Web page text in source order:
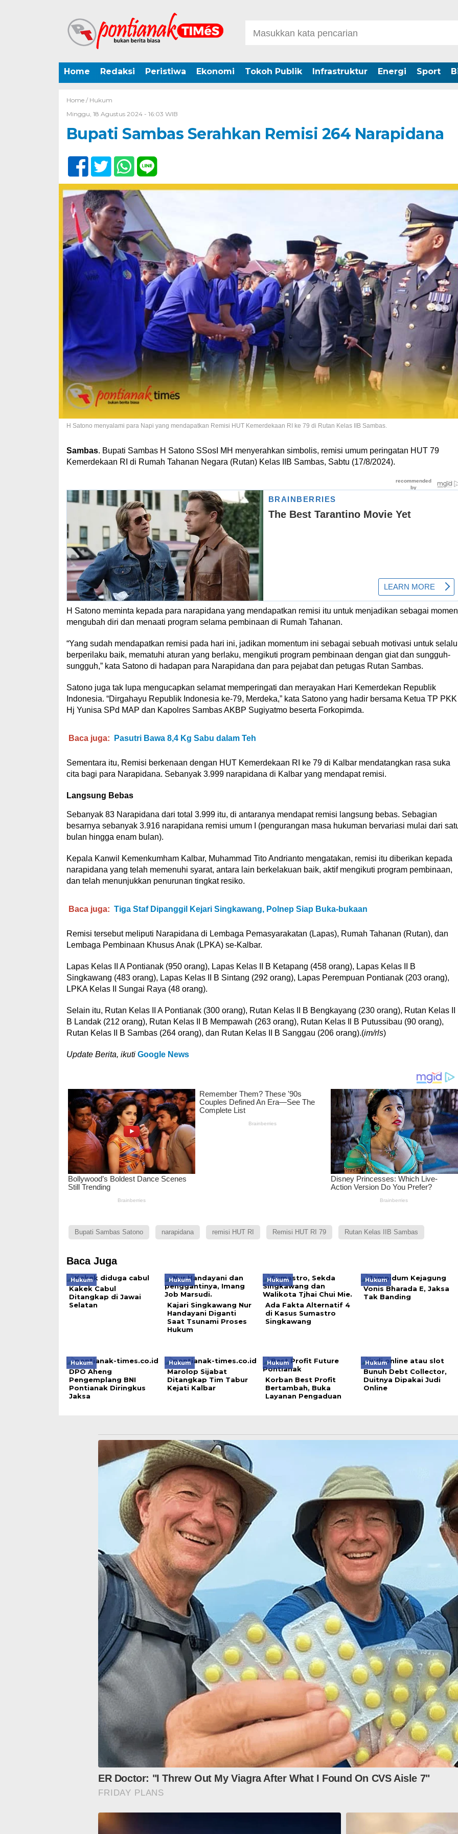
Home Redaksi Peristiwa Ekonomi Tokoh Publik Infrastruktur Energi Sport
Home / Hukum
Minggu, 18 Agustus 2024 - 16:03 WIB
Bupati Sambas Serahkan Remisi 264 Narapidana
H Satono menyalami para Napi yang mendapatkan Remisi HUT Kemerdekaan RI ke 79 di Rutan Kelas IIB Sambas.
Sambas. Bupati Sambas H Satono SSosI MH menyerahkan simbolis, remisi umum peringatan HUT 79
Kemerdekaan RI di Rumah Tahanan Negara (Rutan) Kelas IIB Sambas, Sabtu (17/8/2024).
H Satono meminta kepada para narapidana yang mendapatkan remisi itu untuk menjadikan sebagai momen
mengubah diri dan menaati program selama pembinaan di Rumah Tahanan.
“Yang sudah mendapatkan remisi pada hari ini, jadikan momentum ini sebagai sebuah motivasi untuk selalu
berperilaku baik, mematuhi aturan yang berlaku, mengikuti program pembinaan dengan giat dan sungguh-
sungguh,” kata Satono di hadapan para Narapidana dan para pejabat dan petugas Rutan Sambas.
Satono juga tak lupa mengucapkan selamat memperingati dan merayakan Hari Kemerdekan Republik
Indonesia. “Dirgahayu Republik Indonesia ke-79, Merdeka,” kata Satono yang hadir bersama Ketua TP PKK
Hj Yunisa SPd MAP dan Kapolres Sambas AKBP Sugiyatmo beserta Forkopimda.
Baca juga: Pasutri Bawa 8,4 Kg Sabu dalam Teh
Sementara itu, Remisi berkenaan dengan HUT Kemerdekaan RI ke 79 di Kalbar mendatangkan rasa suka
cita bagi para Narapidana. Sebanyak 3.999 narapidana di Kalbar yang mendapat remisi.
Langsung Bebas
Sebanyak 83 Narapidana dari total 3.999 itu, di antaranya mendapat remisi langsung bebas. Sebagian
besarnya sebanyak 3.916 narapidana remisi umum I (pengurangan masa hukuman bervariasi mulai dari
bulan hingga enam bulan).
Kepala Kanwil Kemenkumham Kalbar, Muhammad Tito Andrianto mengatakan, remisi itu diberikan kepada
narapidana yang telah memenuhi syarat, antara lain berkelakuan baik, aktif mengikuti program pembinaan,
dan telah menunjukkan penurunan tingkat resiko.
Baca juga: Tiga Staf Dipanggil Kejari Singkawang, Polnep Siap Buka-bukaan
Remisi tersebut meliputi Narapidana di Lembaga Pemasyarakatan (Lapas), Rumah Tahanan (Rutan), dan
Lembaga Pembinaan Khusus Anak (LPKA) se-Kalbar.
Lapas Kelas II A Pontianak (950 orang), Lapas Kelas II B Ketapang (458 orang), Lapas Kelas II B
Singkawang (483 orang), Lapas Kelas II B Sintang (292 orang), Lapas Perempuan Pontianak (203 orang),
LPKA Kelas II Sungai Raya (48 orang).
Selain itu, Rutan Kelas II A Pontianak (300 orang), Rutan Kelas II B Bengkayang (230 orang), Rutan Kelas II
B Landak (212 orang), Rutan Kelas II B Mempawah (263 orang), Rutan Kelas Il B Putussibau (90 orang),
Rutan Kelas II B Sambas (264 orang), dan Rutan Kelas II B Sanggau (206 orang).(im/rls)
Update Berita, ikuti Google News
Bupati Sambas Satono narapidana remisi HUT RI Remisi HUT RI 79 Rutan Kelas IIB Sambas
Baca Juga
Hukum
Kakek Cabul
Ditangkap di Jawai
Selatan
Hukum
Kajari Singkawang Nur
Handayani Diganti
Saat Tsunami Proses
Hukum
Hukum
Ada Fakta Alternatif 4
di Kasus Sumastro
Singkawang
Hukum
Vonis Bharada E, Jaksa
Tak Banding
Hukum
DPO Aheng
Pengemplang BNI
Pontianak Diringkus
Jaksa
Hukum
Marolop Sijabat
Ditangkap Tim Tabur
Kejati Kalbar
Hukum
Korban Best Profit
Bertambah, Buka
Layanan Pengaduan
Hukum
Bunuh Debt Collector,
Duitnya Dipakai Judi
Online